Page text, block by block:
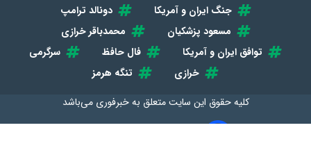
جنگ ایران و آمریکا
دونالد ترامپ
مسعود پزشکیان
محمدباقر خرازی
توافق ایران و آمریکا
فال حافظ
سرگرمی
خرازی
تنگه هرمز
کلیه حقوق این سایت متعلق بهخبرفوری می‌باشد